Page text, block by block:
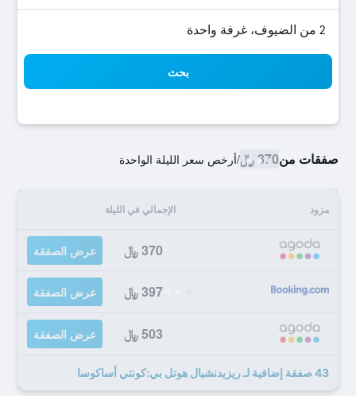
2 من الضيوف، غرفة واحدة
بحث
صفقات من370 ﷼ /أرخص سعر الليلة الواحدة
مزود الإجمالي في الليلة
370 ﷼ عرض الصفقة
397 ﷼ عرض الصفقة
503 ﷼ عرض الصفقة
43 صفقة إضافية لـ ريزيدنشيال هوتل بي:كونتي أساكوسا